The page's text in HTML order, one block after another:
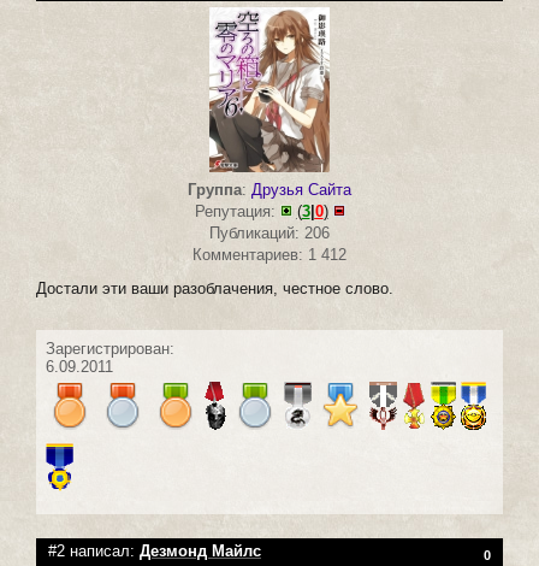
Группа: Друзья Сайта
Репутация:
(3| 0)
Публикаций: 206
Комментариев: 1 412
Достали эти ваши разоблачения, честное слово.
Зарегистрирован:
6.09.2011
#2 написал: Дезмонд Майлс 0